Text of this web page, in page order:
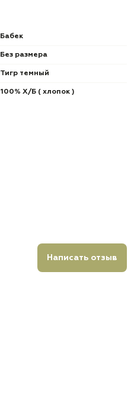
Бабек
Без размера
Тигр темный
100% Х/Б ( хлопок )
Написать отзыв